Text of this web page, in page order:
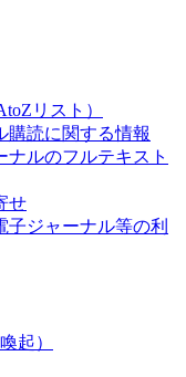
リスト）
購読に関する情報
ナルのフルテキスト
せ
子ジャーナル等の利
起）